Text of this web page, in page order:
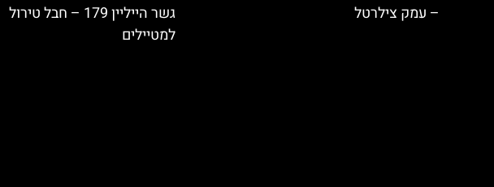
– עמק צילרטל
גשר הייליין 179 – חבל טירול
למטיילים